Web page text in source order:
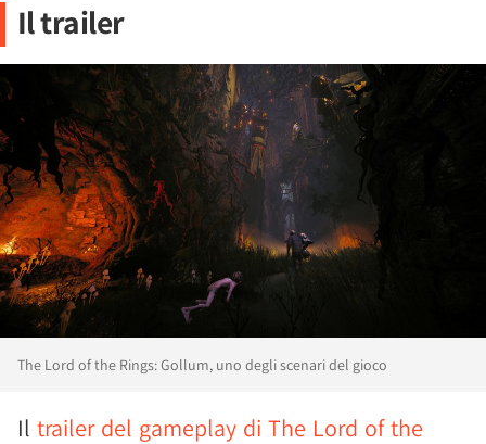
Il trailer
The Lord of the Rings: Gollum, uno degli scenari del gioco
Il trailer del gameplay di The Lord of the